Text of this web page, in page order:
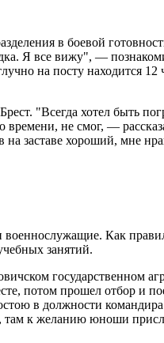
в боевой
Я все вижу", —
на посту находится 12
"Всегда хотел быть
времени, не смог, —
заставе хороший, мне
Как
занятий.
государственном
потом прошел отбор и
в должности
там к желанию юноши